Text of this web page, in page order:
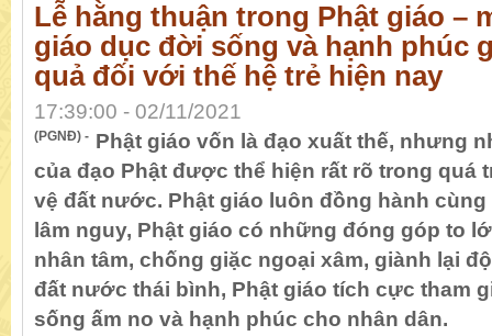
Lễ hằng thuận trong Phật giáo –
giáo dục đời sống và hạnh phúc
quả đối với thế hệ trẻ hiện nay
17:39:00 - 02/11/2021
(PGNĐ) - Phật giáo vốn là đạo xuất thế, nhưng
của đạo Phật được thể hiện rất rõ trong quá
vệ đất nước. Phật giáo luôn đồng hành
lâm nguy, Phật giáo có những đóng góp to
nhân tâm, chống giặc ngoại xâm, giành lại
đất nước thái bình, Phật giáo tích cực tham
sống ấm no và hạnh phúc cho nhân dân.